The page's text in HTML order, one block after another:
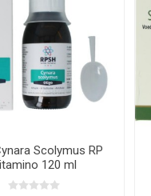
Scolymus RP
120 ml